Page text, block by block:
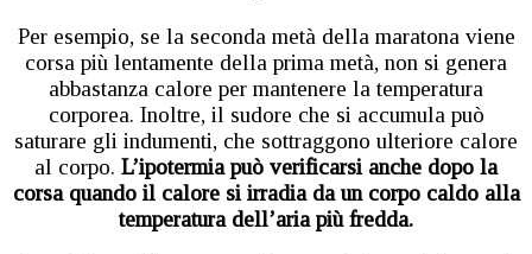
Per esempio, se la seconda metà della maratona viene
corsa più lentamente della prima metà, non si genera
abbastanza calore per mantenere la temperatura
corporea. Inoltre, il sudore che si accumula può
saturare gli indumenti, che sottraggono ulteriore calore
al corpo. L’ipotermia può verificarsi anche dopo la
corsa quando il calore si irradia da un corpo caldo alla
temperatura dell’aria più fredda.